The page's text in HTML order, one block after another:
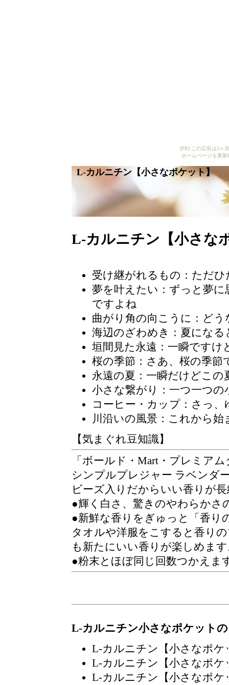
[PR] この広告は3ヶ
ホームページを更
L-カルニチン【小さなポケット】
L-カルニチン【小さな
受け継がれるもの：ただ
夢を叶えたい：ずっと夢
ですよね
曲がり角の向こうに：ど
海辺のざわめき：夏にな
垣間見た永遠：一瞬ですけ
桜の季節 ：さあ、桜の季
永遠の夏：一瞬だけどこ
小さな繋がり
：一つ一つ
コーヒー・カップ：さっ
川沿いの風景：これから始
【気まぐれ豆知識】
ボールド・Mart・プレミア
シンプルプレジャー ラベンダ
ビーズ入りだからいい香りが
●輝く白さ、驚きのやわらかさ
●新鮮な香りをぎゅっと「香り
タオルや洋服をこすると香り
も新たにいい香りが楽しめま
●粉末とほぼ同じ回数つかえま
L-カルニチン小さなポケット
L-カルニチン【小さなポケ
L-カルニチン【小さなポケ
L-カルニチン【小さなポケ